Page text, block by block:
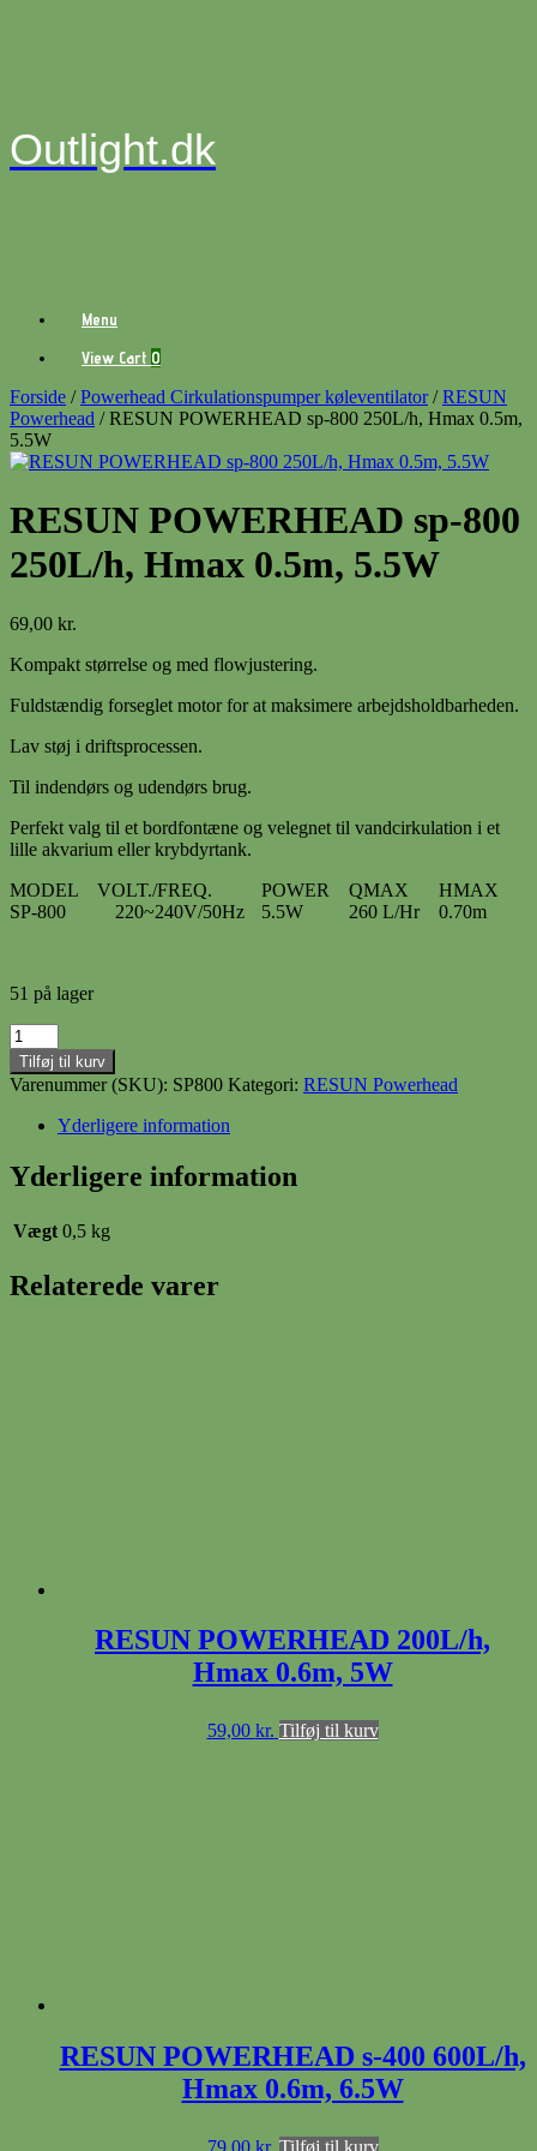
Outlight.dk
Menu
View
cart
View Cart 0
Forside /Powerhead Cirkulationspumper køleventilator/RESUN
Powerhead / RESUN POWERHEAD sp-800 250L/h, Hmax 0.5m,
5.5W
RESUN POWERHEAD sp-800
250L/h, Hmax 0.5m, 5.5W
69,00 kr.
Kompakt størrelse og med flowjustering.
Fuldstændig forseglet motor for at maksimere arbejdsholdbarheden.
Lav støj i driftsprocessen.
Til indendørs og udendørs brug.
Perfekt valg til et bordfontæne og velegnet til vandcirkulation i et
lille akvarium eller krybdyrtank.
MODEL
VOLT./FREQ. POWER QMAX
HMAX
SP-800
220~240V/50Hz 5.5W 260 L/Hr 0.70m
51 på lager
RESUN
POWERHEAD
sp-
800
250L/h,
0.5m,
5.5W
Tilføj til kurv
Varenummer (SKU): SP800 Kategori: RESUN Powerhead
Yderligere information
Yderligere information
Vægt 0,5 kg
Relaterede varer
RESUN POWERHEAD 200L/h,
Hmax 0.6m, 5W
59,00 kr. Tilføj til kurv
RESUN POWERHEAD s-400 600L/h,
Hmax 0.6m, 6.5W